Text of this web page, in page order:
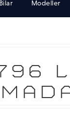
Bilar
Modeller